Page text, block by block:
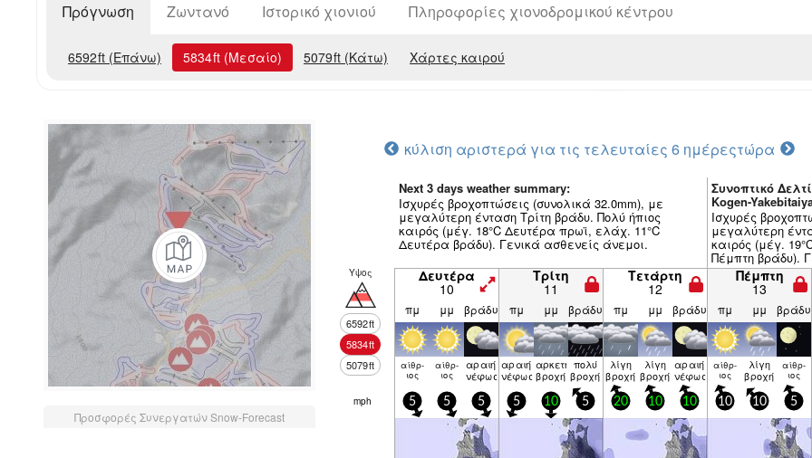
Πρόγνωση Ζωντανό Ιστορικό χιονιού Πληροφορίες χιονοδρομικού κέντρου
6592ft (Επάνω) 5834ft (Μεσαίο) 5079ft (Κάτω) Χάρτες καιρού
Προσφορές Συνεργατών Snow-Forecast
κύλιση αριστερά για τις τελευταίες 6 ημέρεςτώρα
Next 3 days weather summary:
Ισχυρές βροχοπτώσεις (συνολικά 32.0mm), με
μεγαλύτερη ένταση Τρίτη βράδυ. Πολύ ήπιος
καιρός (μέγ. 18°C Δευτέρα πρωϊ, ελάχ. 11°C
Δευτέρα βράδυ). Γενικά ασθενείς άνεμοι.
Συνοπτικό
Kogen-
Ισχυρές
μεγαλύτερη
καιρός (μέγ.
Πέμπτη βράδυ).
Υψος
6592ft
5834ft
5079ft
Δευτέρα
10
Τρίτη
11
Τετάρτη
12
Πέμπτη
13
πμ μμ βράδυ πμ μμ βράδυ πμ μμ βράδυ πμ μμ βράδυ
αίθρ­
ιος
αίθρ­
ιος
αραιή
νέφωση
αραιή
νέφωση
αρκετή
βροχή
πολύ
βροχή
λίγη
βροχή
λίγη
βροχή
αραιή
νέφωση
αίθρ­
ιος
λίγη
βροχή
αίθρ­
ιος
mph 5 5 5 5 10 5 20 10 10 10 10 5